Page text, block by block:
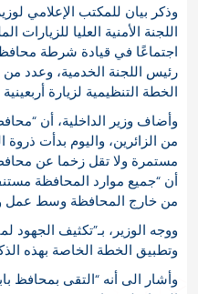
وذكر بيان للمكتب الإعلامي
اللجنة الأمنية العليا للزيارات
اجتماعًا في قيادة شرطة
رئيس اللجنة الخدمية، وعدد
الخطة التنظيمية لزيارة
وأضاف وزير الداخلية، أن
من الزائرين، واليوم بدأت
مستمرة ولا تقل زخما عن
أن “جميع موارد المحافظة
من خارج المحافظة وسط عمل
ووجه الوزير، بـ”تكثيف الجهود
وتطبيق الخطة الخاصة بهذه
وأشار الى أنه “التقى